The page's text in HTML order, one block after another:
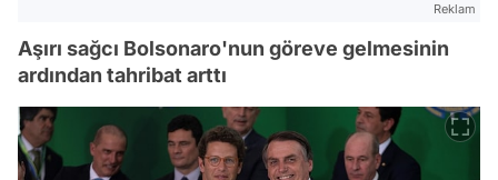
Reklam
Aşırı sağcı Bolsonaro'nun göreve gelmesinin
ardından tahribat arttı